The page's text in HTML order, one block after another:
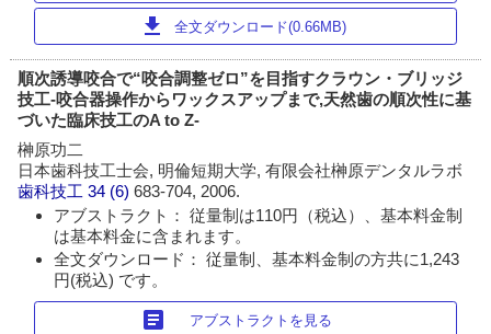
download 全文ダウンロード(0.66MB)
順次誘導咬合で“咬合調整ゼロ”を目指すクラウン・ブリッジ
技工-咬合器操作からワックスアップまで,天然歯の順次性に基
づいた臨床技工のA to Z-
榊原功二
日本歯科技工士会, 明倫短期大学, 有限会社榊原デンタルラボ
歯科技工 34 (6)683-704, 2006.
アブストラクト： 従量制は110円（税込）、基本料金制
は基本料金に含まれます。
全文ダウンロード： 従量制、基本料金制の方共に1,243
円(税込) です。
article アブストラクトを見る